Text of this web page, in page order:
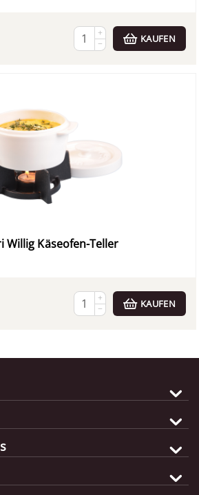
+
−
KAUFEN
Willig Käseofen-Teller
+
−
KAUFEN